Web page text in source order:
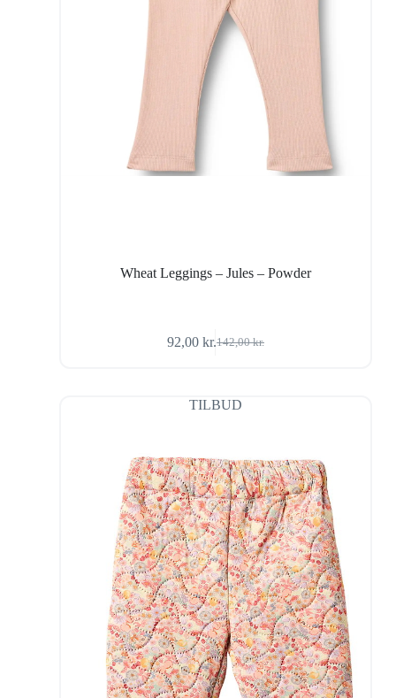
Wheat Leggings – Jules – Powder
142,00kr.
Den
var:
142,00 kr..
92,00 kr.Den
er:
92,00 kr..
TILBUD